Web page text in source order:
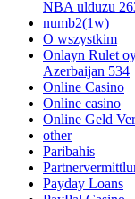
NBA ulduzu
numb2(1w)
O wszystkim
Onlayn Rulet
Azerbaijan 534
Online Casino
Online casino
Online Geld
other
Paribahis
Payday Loans